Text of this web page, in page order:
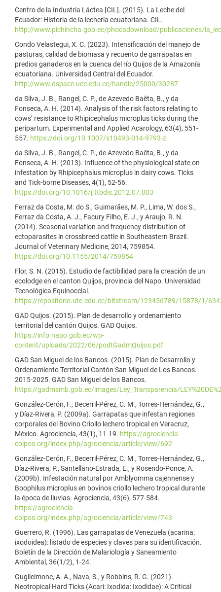
Centro de la Industria Láctea [CIL]. (2015). La Leche del
Ecuador: Historia de la lechería ecuatoriana. CIL.
http://www.pichincha.gob.ec/phocadownload/publicaciones/
Condo Velastegui, X. C. (2023). Intensificación del manejo de
pasturas, calidad de biomasa y recuento de garrapatas en
predios ganaderos en la cuenca del río Quijos de la Amazonía
ecuatoriana. Universidad Central del Ecuador.
http://www.dspace.uce.edu.ec/handle/25000/30287
da Silva, J. B., Rangel, C. P., de Azevedo Baêta, B., y da
Fonseca, A. H. (2014). Analysis of the risk factors relating to
cows’ resistance to Rhipicephalus microplus ticks during the
peripartum. Experimental and Applied Acarology, 63(4), 551-
557. https://doi.org/10.1007/s10493-014-9793-z
da Silva, J. B., Rangel, C. P., de Azevedo Baêta, B., y da
Fonseca, A. H. (2013). Influence of the physiological state on
infestation by Rhipicephalus microplus in dairy cows. Ticks
and Tick-borne Diseases, 4(1), 52-56.
https://doi.org/10.1016/j.ttbdis.2012.07.003
Ferraz da Costa, M. do S., Guimarães, M. P., Lima, W. dos S.,
Ferraz da Costa, A. J., Facury Filho, E. J., y Araujo, R. N.
(2014). Seasonal variation and frequency distribution of
ectoparasites in crossbreed cattle in Southeastern Brazil.
Journal of Veterinary Medicine, 2014, 759854.
https://doi.org/10.1155/2014/759854
Flor, S. N. (2015). Estudio de factibilidad para la creación de un
ecolodge en el canton Quijos, provincia del Napo. Universidad
Tecnológica Equinoccial.
https://repositorio.ute.edu.ec/bitstream/123456789/15878/1/
GAD Quijos. (2015). Plan de desarrollo y ordenamiento
territorial del cantón Quijos. GAD Quijos.
https://info.napo.gob.ec/wp-
content/uploads/2022/06/podtGadmQuijos.pdf
GAD San Miguel de los Bancos. (2015). Plan de Desarrollo y
Ordenamiento Territorial Cantón San Miguel de Los Bancos.
2015-2025. GAD San Miguel de los Bancos.
https://gadmsmb.gob.ec/images/Ley_Transparencia/
González-Cerón, F., Becerril-Pérez, C. M., Torres-Hernández, G.,
y Díaz-Rivera, P. (2009a). Garrapatas que infestan regiones
corporales del Bovino Criollo lechero tropical en Veracruz,
México. Agrociencia, 43(1), 11-19. https://agrociencia-
colpos.org/index.php/agrociencia/article/view/692
González-Cerón, F., Becerril-Pérez, C. M., Torres-Hernández, G.,
Díaz-Rivera, P., Santellano-Estrada, E., y Rosendo-Ponce, A.
(2009b). Infestación natural por Amblyomma cajennense y
Boophilus microplus en bovinos criollo lechero tropical durante
la época de lluvias. Agrociencia, 43(6), 577-584.
https://agrociencia-
colpos.org/index.php/agrociencia/article/view/743
Guerrero, R. (1996). Las garrapatas de Venezuela (acarina:
ixodoidea): listado de especies y claves para su identificación.
Boletín de la Dirección de Malariología y Saneamiento
Ambiental, 36(1/2), 1-24.
Guglielmone, A. A., Nava, S., y Robbins, R. G. (2021).
Neotropical Hard Ticks (Acari: Ixodida: Ixodidae): A Critical